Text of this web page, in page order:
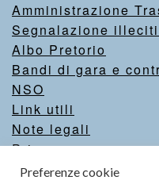
Amministrazione
Segnalazione illeciti
Albo Pretorio
Bandi di gara e
NSO
Link utili
Note legali
Privacy
Intranet
Preferenze cookie